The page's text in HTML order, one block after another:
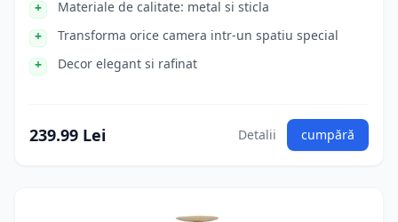
Materiale de calitate: metal si sticla
Transforma orice camera intr-un spatiu special
Decor elegant si rafinat
239.99 Lei Detalii cumpără